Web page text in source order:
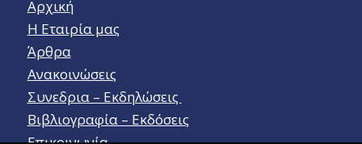
Αρχική
Η Εταιρία μας
Άρθρα
Ανακοινώσεις
Συνεδρια – Εκδηλώσεις
Βιβλιογραφία – Εκδόσεις